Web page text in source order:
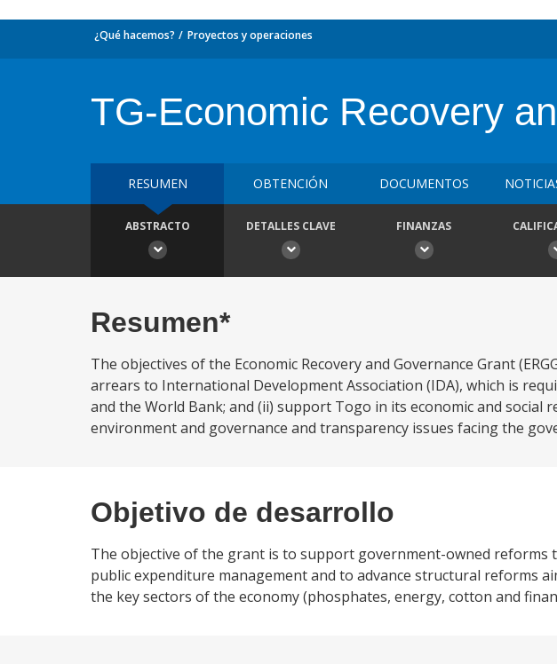
¿Qué hacemos? Proyectos y operaciones
TG-Economic Recovery
RESUMEN OBTENCIÓN DOCUMENTOS
ABSTRACTO DETALLES CLAVE FINANZAS
Resumen*
The objectives of the Economic Recovery and Governance Grant
arrears to International Development Association (IDA), which is
and the World Bank; and (ii) support Togo in its economic and social
environment and governance and transparency issues facing the
Objetivo de desarrollo
The objective of the grant is to support government-owned reforms
public expenditure management and to advance structural reforms
the key sectors of the economy (phosphates, energy, cotton and